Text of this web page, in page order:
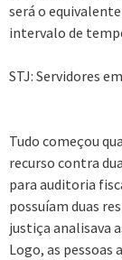
será o
intervalo de
STJ: Servidores
Tudo começou
recurso contra
para auditoria
possuíam duas
justiça analisava
Logo, as pessoas